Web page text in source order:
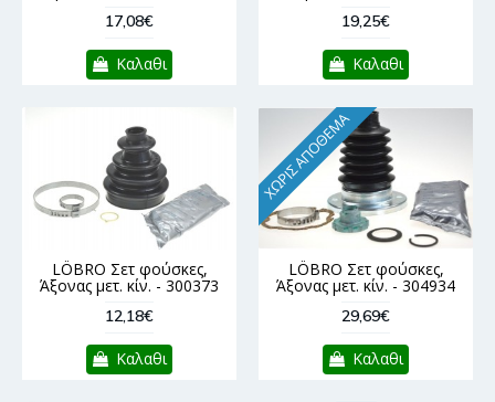
17,08€
Καλαθι
19,25€
Καλαθι
LÖBRO Σετ φούσκες,
Άξονας μετ. κίν. - 300373
12,18€
Καλαθι
ΧΩΡΊΣ ΑΠΌΘΕΜΑ
LÖBRO Σετ φούσκες,
Άξονας μετ. κίν. - 304934
29,69€
Καλαθι